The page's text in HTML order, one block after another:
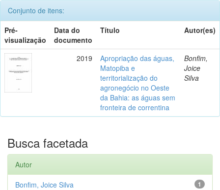
Conjunto de itens:
Pré-
visualização
Data do
documento
Título Autor(es)
2019
Apropriação das águas,
Matopiba e
territorialização do
agronegócio no Oeste
da Bahia: as águas sem
fronteira de correntina
Bonfim,
Joice
Silva
Busca facetada
Autor
1
Bonfim, Joice Silva